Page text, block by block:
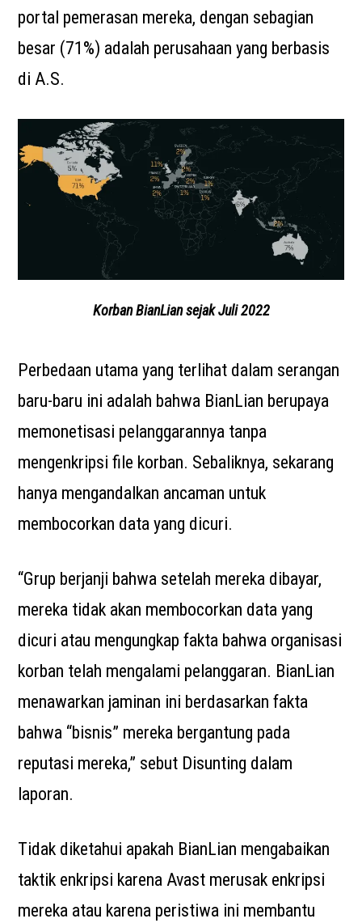
portal pemerasan mereka, dengan sebagian
besar (71%) adalah perusahaan yang berbasis
di A.S.
Korban BianLian sejak Juli 2022
Perbedaan utama yang terlihat dalam serangan
baru-baru ini adalah bahwa BianLian berupaya
memonetisasi pelanggarannya tanpa
mengenkripsi file korban. Sebaliknya, sekarang
hanya mengandalkan ancaman untuk
membocorkan data yang dicuri.
“Grup berjanji bahwa setelah mereka dibayar,
mereka tidak akan membocorkan data yang
dicuri atau mengungkap fakta bahwa organisasi
korban telah mengalami pelanggaran. BianLian
menawarkan jaminan ini berdasarkan fakta
bahwa “bisnis” mereka bergantung pada
reputasi mereka,” sebut Disunting dalam
laporan.
Tidak diketahui apakah BianLian mengabaikan
taktik enkripsi karena Avast merusak enkripsi
mereka atau karena peristiwa ini membantu